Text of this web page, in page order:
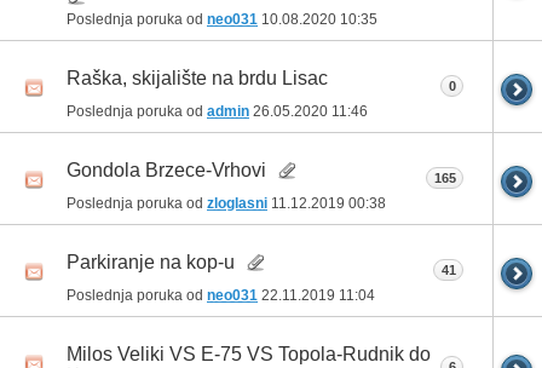
Poslednja poruka od neo031 10.08.2020 10:35
Raška, skijalište na brdu Lisac
Poslednja poruka od admin 26.05.2020 11:46
0
Gondola Brzece-Vrhovi
Poslednja poruka od zloglasni 11.12.2019 00:38
165
Parkiranje na kop-u
Poslednja poruka od neo031 22.11.2019 11:04
41
Milos Veliki VS E-75 VS Topola-Rudnik do